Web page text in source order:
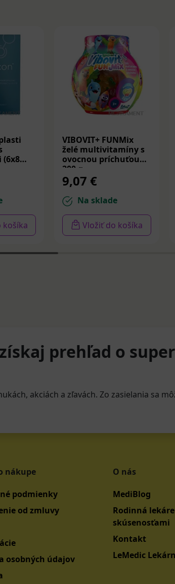
košíka
VIBOVIT+ FUNMix
želé multivitamíny s
ovocnou príchuťou
200 g
9,07 €
Na sklade
Vložiť do košíka
prehľad o super
akciách a zľavách. Zo zasielania sa
nákupe
podmienky
od zmluvy
osobných údajov
O nás
MediBlog
Rodinná
skúsenosťami
Kontakt
LeMedic